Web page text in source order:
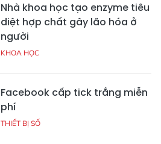
Nhà khoa học tạo enzyme tiêu
diệt hợp chất gây lão hóa ở
người
KHOA HỌC
Facebook cấp tick trắng miễn
phí
THIẾT BỊ SỐ